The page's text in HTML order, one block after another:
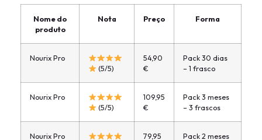
Nome do
produto
Nota Preço Forma
Nourix Pro
(5/5)
54,90
€
Pack 30 dias
– 1 frasco
Nourix Pro
(5/5)
109,95
€
Pack 3 meses
– 3 frascos
Nourix Pro
79,95
Pack 2 meses